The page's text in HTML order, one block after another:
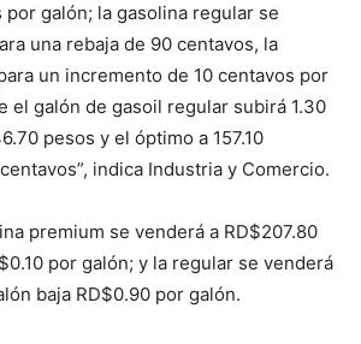
por galón; la gasolina regular se
una rebaja de 90 centavos, la
un incremento de 10 centavos por
el galón de gasoil regular subirá 1.30
pesos y el óptimo a 157.10
indica Industria y Comercio.
premium se venderá a RD$207.80
por galón; y la regular se venderá
baja RD$0.90 por galón.